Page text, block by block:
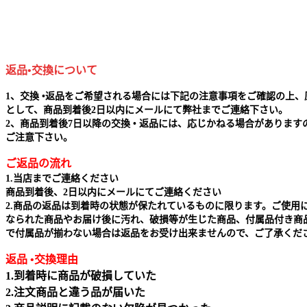
返品•交換について
1、交換 •返品をご希望される場合には下記の注意事項をご確認の上、
として、商品到着後2日以内にメールにて弊社までご連絡下さい。
2、商品到着後7日以降の交換 • 返品には、応じかねる場合があります
ご注意下さい。
ご返品の流れ
1.当店までご連絡ください
商品到着後、2日以内にメールにてご連絡ください
2.商品の返品は到着時の状態が保たれているものに限ります。ご使用
なられた商品やお届け後に汚れ、破損等が生じた商品、付属品付き商
で付属品が揃わない場合は返品をお受け出来ませんので、ご了承くだ
返品 •交換理由
1.到着時に商品が破損していた
2.注文商品と違う品が届いた